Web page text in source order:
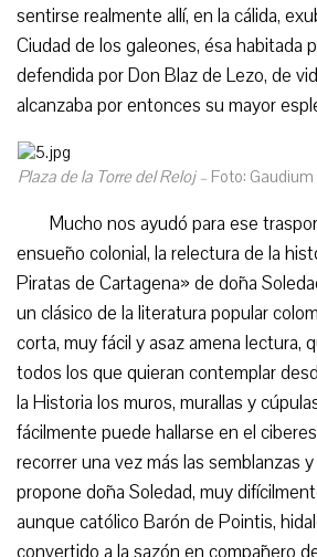
sentirse realmente allí, en la cálida,
Ciudad de los galeones, ésa habitada
defendida por Don Blaz de Lezo, de
alcanzaba por entonces su mayor
Plaza de la Torre del Reloj – Foto:
Mucho nos ayudó para ese
ensueño colonial, la relectura de la
Piratas de Cartagena» de doña
un clásico de la literatura popular
corta, muy fácil y asaz amena lectura,
todos los que quieran contemplar
la Historia los muros, murallas y
fácilmente puede hallarse en el
recorrer una vez más las semblanzas
propone doña Soledad, muy
aunque católico Barón de Pointis,